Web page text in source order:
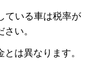
ている車は税率が
い。
は異なります。